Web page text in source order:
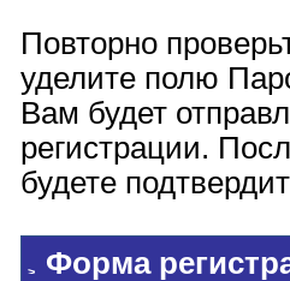
Повторно
уделите полю
Вам будет
регистрации.
будете
Форма